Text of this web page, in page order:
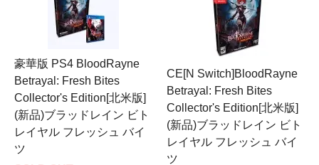
豪華版 PS4 BloodRayne
Betrayal: Fresh Bites
Collector's Edition[北米版]
(新品)ブラッドレイン ビト
レイヤル フレッシュ バイ
ツ
CE[N Switch]BloodRayne
Betrayal: Fresh Bites
Collector's Edition[北米版]
(新品)ブラッドレイン ビト
レイヤル フレッシュ バイ
ツ